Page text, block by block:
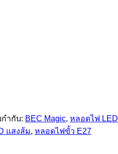
ำกับ: BEC Magic, หลอดไฟ LED
แสงส้ม, หลอดไฟขั้ว E27